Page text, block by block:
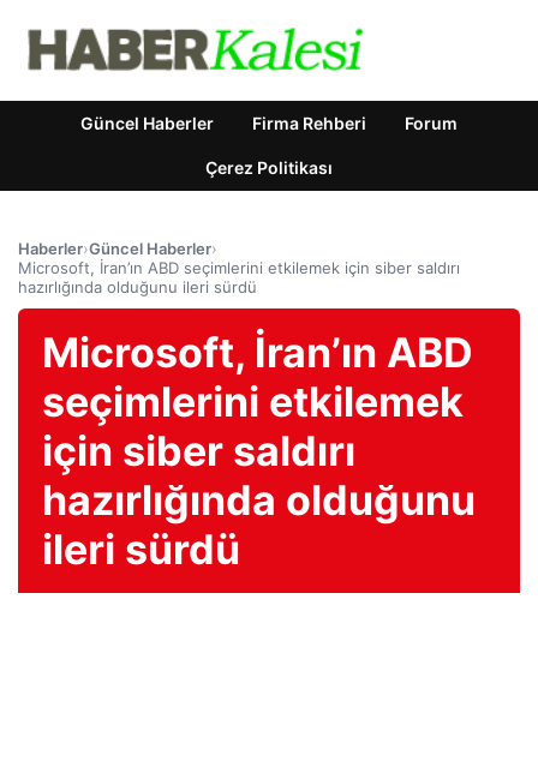
Güncel Haberler Firma Rehberi Forum
Çerez Politikası
Haberler›Güncel Haberler›
Microsoft, İran’ın ABD seçimlerini etkilemek için siber saldırı
hazırlığında olduğunu ileri sürdü
Microsoft, İran’ın ABD
seçimlerini etkilemek
için siber saldırı
hazırlığında olduğunu
ileri sürdü